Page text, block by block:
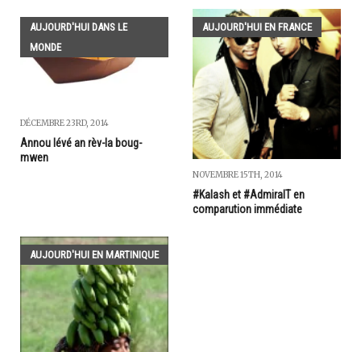
AUJOURD'HUI DANS LE
MONDE
DÉCEMBRE 23RD, 2014
Annou lévé an rèv-la boug-
mwen
AUJOURD'HUI EN FRANCE
NOVEMBRE 15TH, 2014
#Kalash et #AdmiralT en
comparution immédiate
AUJOURD'HUI EN MARTINIQUE